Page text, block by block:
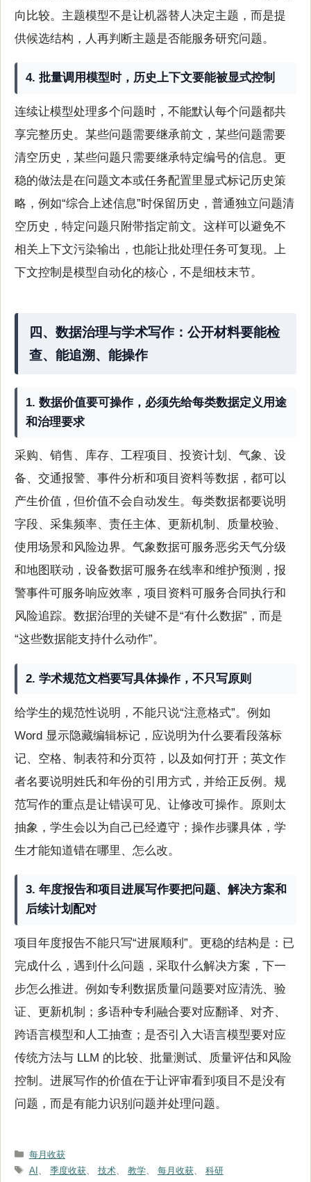
向比较。主题模型不是让机器替人决定主题，而是提
供候选结构，人再判断主题是否能服务研究问题。
4. 批量调用模型时，历史上下文要能被显式控制
连续让模型处理多个问题时，不能默认每个问题都共
享完整历史。某些问题需要继承前文，某些问题需要
清空历史，某些问题只需要继承特定编号的信息。更
稳的做法是在问题文本或任务配置里显式标记历史策
略，例如“综合上述信息”时保留历史，普通独立问题清
空历史，特定问题只附带指定前文。这样可以避免不
相关上下文污染输出，也能让批处理任务可复现。上
下文控制是模型自动化的核心，不是细枝末节。
四、数据治理与学术写作：公开材料要能检
查、能追溯、能操作
1. 数据价值要可操作，必须先给每类数据定义用途
和治理要求
采购、销售、库存、工程项目、投资计划、气象、设
备、交通报警、事件分析和项目资料等数据，都可以
产生价值，但价值不会自动发生。每类数据都要说明
字段、采集频率、责任主体、更新机制、质量校验、
使用场景和风险边界。气象数据可服务恶劣天气分级
和地图联动，设备数据可服务在线率和维护预测，报
警事件可服务响应效率，项目资料可服务合同执行和
风险追踪。数据治理的关键不是“有什么数据”，而是
“这些数据能支持什么动作”。
2. 学术规范文档要写具体操作，不只写原则
给学生的规范性说明，不能只说“注意格式”。例如
Word 显示隐藏编辑标记，应说明为什么要看段落标
记、空格、制表符和分页符，以及如何打开；英文作
者名要说明姓氏和年份的引用方式，并给正反例。规
范写作的重点是让错误可见、让修改可操作。原则太
抽象，学生会以为自己已经遵守；操作步骤具体，学
生才能知道错在哪里、怎么改。
3. 年度报告和项目进展写作要把问题、解决方案和
后续计划配对
项目年度报告不能只写“进展顺利”。更稳的结构是：已
完成什么，遇到什么问题，采取什么解决方案，下一
步怎么推进。例如专利数据质量问题要对应清洗、验
证、更新机制；多语种专利融合要对应翻译、对齐、
跨语言模型和人工抽查；是否引入大语言模型要对应
传统方法与 LLM 的比较、批量测试、质量评估和风险
控制。进展写作的价值在于让评审看到项目不是没有
问题，而是有能力识别问题并处理问题。
分
类
每月收获
标
AI 季度收获、 技术、 教学、 每月收获、 科研